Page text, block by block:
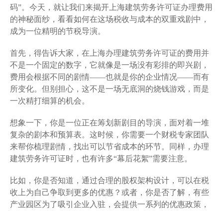
码”。今天，就让我们来揭开上海建筑劳务许可证办理费用
的神秘面纱，看看如何在这场税收与成本的双重戏剧中，
成为一位精明的节税导演。
首先，得告诉大家，在上海办理建筑劳务许可证的费用并
不是一个固定的数字，它就像是一场没有彩排的即兴剧，
费用会根据不同的剧情——也就是你的企业情况——而有
所变化。但别担心，这不是一场无底洞的烧钱游戏，而是
一次精打细算的机会。
想象一下，你是一位正在筹划新剧目的导演，面对着一堆
复杂的剧本和预算表。这时候，你需要一个财税专家团队
来帮你梳理剧情，找出可以节省成本的环节。同样，办理
建筑劳务许可证时，也有许多“幕后花絮”需要注意。
比如，你是否知道，通过合理的股权架构设计，可以在税
收上为自己争取到更多的优惠？或者，你是否了解，有些
产业园区为了吸引企业入驻，会提供一系列的优惠政策，